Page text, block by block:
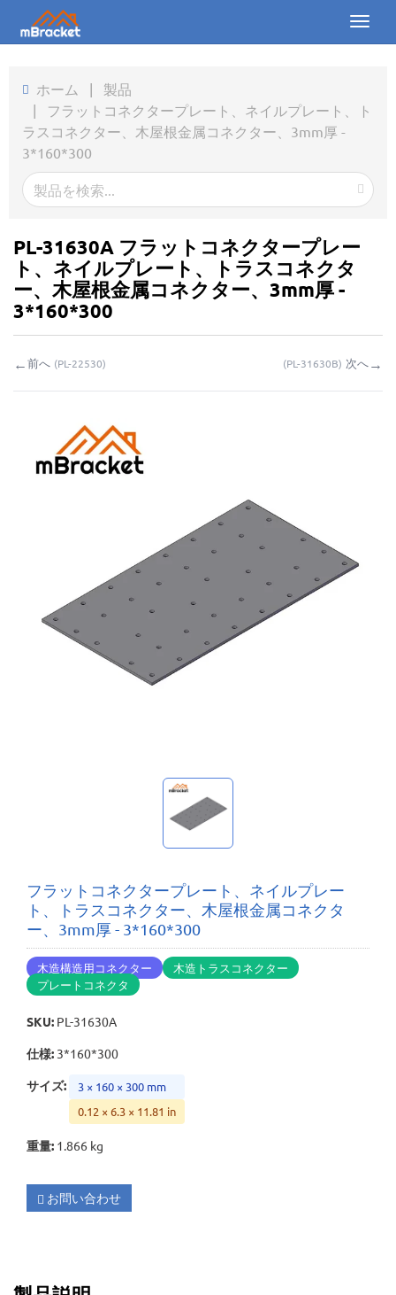
Toggle
製品
ニュース
写真
会社概要
お問い合わせ
お問い合わせ
🌐 Language▼
ホーム | 製品
| フラットコネクタープレート、ネイルプレート、ト
ラスコネクター、木屋根金属コネクター、3mm厚 -
3*160*300
PL-31630A フラットコネクタープレー
ト、ネイルプレート、トラスコネクタ
ー、木屋根金属コネクター、3mm厚 -
3*160*300
←前へ (PL-22530) (PL-31630B) 次へ→
フラットコネクタープレート、ネイルプレー
ト、トラスコネクター、木屋根金属コネクタ
ー、3mm厚 - 3*160*300
木造構造用コネクター
木造トラスコネクター
プレートコネクタ
SKU: PL-31630A
仕様: 3*160*300
サイズ:
3 × 160 × 300 mm
0.12 × 6.3 × 11.81 in
重量: 1.866 kg
お問い合わせ